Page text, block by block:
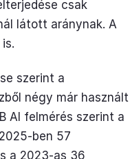
csak
látott aránynak. A
szerint a
négy már használt
AI felmérés szerint a
ben 57
a 2023-as 36